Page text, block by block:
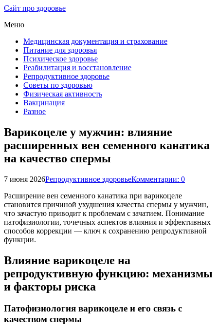
Сайт про здоровье
Меню
Медицинская документация и страхование
Питание для здоровья
Психическое здоровье
Реабилитация и восстановление
Репродуктивное здоровье
Советы по здоровью
Физическая активность
Вакцинация
Разное
Варикоцеле у мужчин: влияние
расширенных вен семенного канатика
на качество спермы
7 июня 2026Репродуктивное здоровьеКомментарии: 0
Расширение вен семенного канатика при варикоцеле
становится причиной ухудшения качества спермы у мужчин,
что зачастую приводит к проблемам с зачатием. Понимание
патофизиологии, точечных аспектов влияния и эффективных
способов коррекции — ключ к сохранению репродуктивной
функции.
Влияние варикоцеле на
репродуктивную функцию: механизмы
и факторы риска
Патофизиология варикоцеле и его связь с
качеством спермы